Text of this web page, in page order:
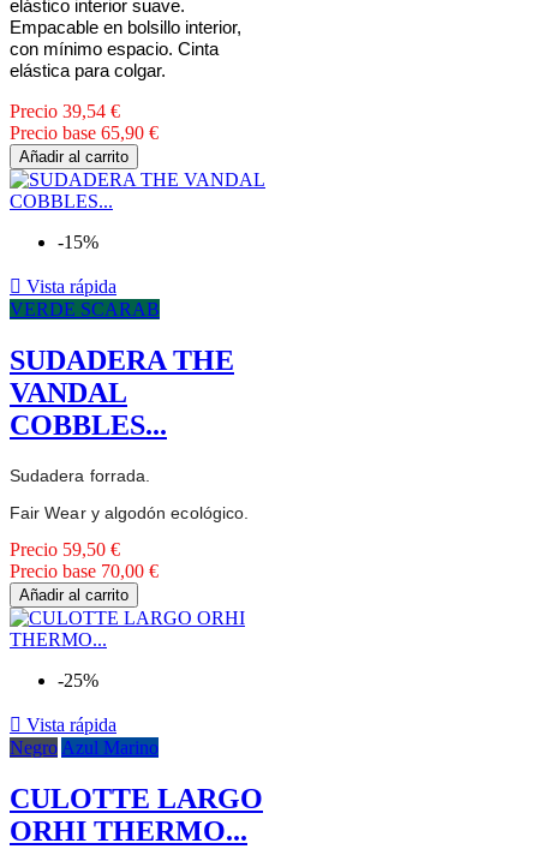
elástico interior suave.
Empacable en bolsillo interior,
con mínimo espacio. Cinta
elástica para colgar.
Precio 39,54 €
Precio base 65,90 €
Añadir al carrito
-15%
 Vista rápida
VERDE SCARAB
SUDADERA THE
VANDAL
COBBLES...
Sudadera forrada.
Fair Wear y algodón ecológico.
Precio 59,50 €
Precio base 70,00 €
Añadir al carrito
-25%
 Vista rápida
Negro Azul Marino
CULOTTE LARGO
ORHI THERMO...